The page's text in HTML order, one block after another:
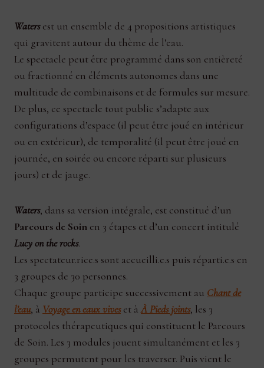
Watersest un ensemble de 4 propositions artistiques
qui gravitent autour du thème de l’eau.
Le spectacle peut être programmé dans son entièreté
ou fractionné en éléments autonomes dans une
multitude de combinaisons et de formules sur mesure.
De plus, ce spectacle tout public s’adapte aux
configurations d’espace (il peut être joué en intérieur
ou en extérieur), de temporalité (il peut être joué en
journée, en soirée ou encore réparti sur plusieurs
jours) et de jauge.
Waters, dans sa version intégrale, est constitué d’un
Parcours de Soin en 3 étapes et d’un concert intitulé
Lucy on the rocks.
Les spectateur.rice.s sont accueilli.e.s puis réparti.e.s en
3 groupes de 30 personnes.
Chaque groupe participe successivement au Chant de
l’eau, à Voyage en eaux vives et àÀ Pieds joints, les 3
protocoles thérapeutiques qui constituent le Parcours
de Soin. Les 3 modules jouent simultanément et les 3
groupes permutent pour les traverser. Puis vient le